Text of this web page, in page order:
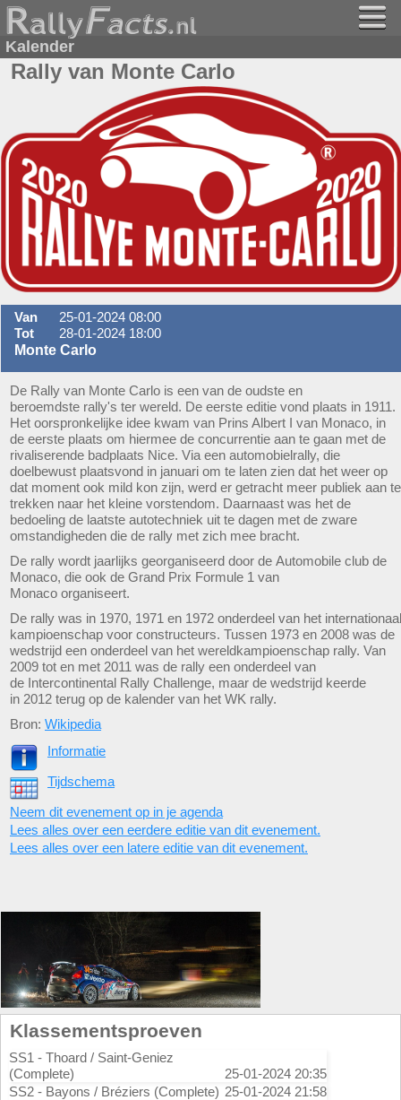
Kalender
Rally van Monte Carlo
Van
25-01-2024 08:00
Tot
28-01-2024 18:00
Monte Carlo
De Rally van Monte Carlo is een van de oudste en
beroemdste rally's ter wereld. De eerste editie vond plaats in 1911.
Het oorspronkelijke idee kwam van Prins Albert I van Monaco, in
de eerste plaats om hiermee de concurrentie aan te gaan met de
rivaliserende badplaats Nice. Via een automobielrally, die
doelbewust plaatsvond in januari om te laten zien dat het weer op
dat moment ook mild kon zijn, werd er getracht meer publiek aan te
trekken naar het kleine vorstendom. Daarnaast was het de
bedoeling de laatste autotechniek uit te dagen met de zware
omstandigheden die de rally met zich mee bracht.
De rally wordt jaarlijks georganiseerd door de Automobile club de
Monaco, die ook de Grand Prix Formule 1 van
Monaco organiseert.
De rally was in 1970, 1971 en 1972 onderdeel van het internationaal
kampioenschap voor constructeurs. Tussen 1973 en 2008 was de
wedstrijd een onderdeel van het wereldkampioenschap rally. Van
2009 tot en met 2011 was de rally een onderdeel van
de Intercontinental Rally Challenge, maar de wedstrijd keerde
in 2012 terug op de kalender van het WK rally.
Bron: Wikipedia
Informatie
Tijdschema
Neem dit evenement op in je agenda
Lees alles over een eerdere editie van dit evenement.
Lees alles over een latere editie van dit evenement.
Klassementsproeven
SS1 - Thoard / Saint-Geniez
(Complete)
25-01-2024 20:35
SS2 - Bayons / Bréziers (Complete) 25-01-2024 21:58